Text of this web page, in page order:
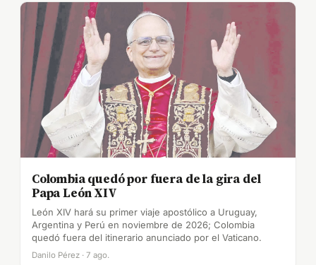
Colombia quedó por fuera de la gira del
Papa León XIV
León XIV hará su primer viaje apostólico a Uruguay,
Argentina y Perú en noviembre de 2026; Colombia
quedó fuera del itinerario anunciado por el Vaticano.
Danilo Pérez · 7 ago.